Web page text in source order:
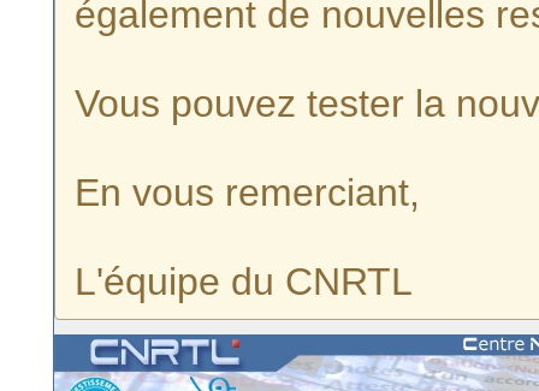
également de nouvelles
Vous pouvez tester la
En vous remerciant,
L'équipe du CNRTL